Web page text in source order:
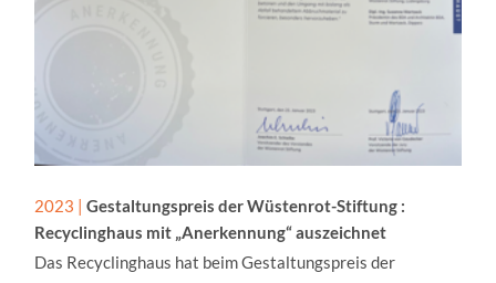
2023 | Gestaltungspreis der Wüstenrot-Stiftung :
Recyclinghaus mit „Anerkennung“ auszeichnet
Das Recyclinghaus hat beim Gestaltungspreis der